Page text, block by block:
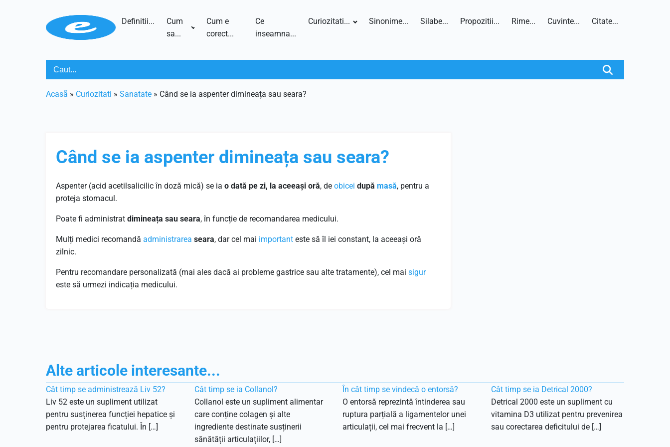
Definitii...
Cum
sa...
Cum e
corect...
Ce
inseamna...
Curiozitati... Sinonime... Silabe... Propozitii... Rime... Cuvinte... Citate...
Acasã » Curiozitati » Sanatate » Când se ia aspenter dimineața sau seara?
Când se ia aspenter dimineața sau seara?
Aspenter (acid acetilsalicilic în doză mică) se ia o dată pe zi, la aceeași oră, de obicei după masă, pentru a
proteja stomacul.
Poate fi administrat dimineața sau seara, în funcție de recomandarea medicului.
Mulți medici recomandă administrarea seara, dar cel mai important este să îl iei constant, la aceeași oră
zilnic.
Pentru recomandare personalizată (mai ales dacă ai probleme gastrice sau alte tratamente), cel mai sigur
este să urmezi indicația medicului.
Alte articole interesante...
Cât timp se administrează Liv 52?
Liv 52 este un supliment utilizat
pentru susținerea funcției hepatice și
pentru protejarea ficatului. În […]
Cât timp se ia Collanol?
Collanol este un supliment alimentar
care conține colagen și alte
ingrediente destinate susținerii
sănătății articulațiilor, […]
În cât timp se vindecă o entorsă?
O entorsă reprezintă întinderea sau
ruptura parțială a ligamentelor unei
articulații, cel mai frecvent la […]
Cât timp se ia Detrical 2000?
Detrical 2000 este un supliment cu
vitamina D3 utilizat pentru prevenirea
sau corectarea deficitului de […]